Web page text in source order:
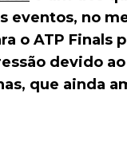
eventos, no
o ATP Finals
devido
que ainda